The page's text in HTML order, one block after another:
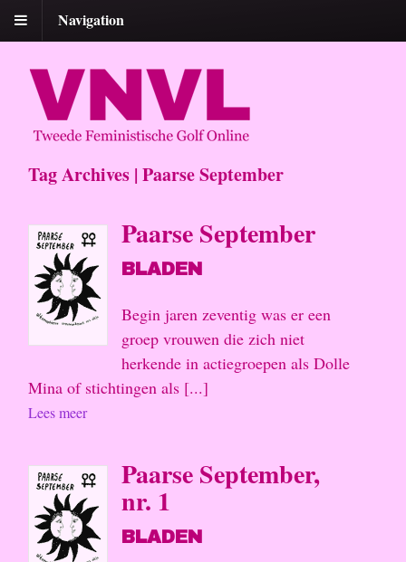
Navigation
Tag Archives | Paarse September
Paarse September
BLADEN
Begin jaren zeventig was er een
groep vrouwen die zich niet
herkende in actiegroepen als Dolle
Mina of stichtingen als [...]
Lees meer
Paarse September,
nr. 1
BLADEN